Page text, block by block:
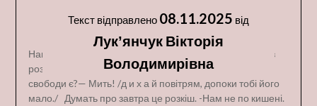
Текст відправлено 08.11.2025 від
Лукʼянчук Вікторія
Володимирівна
Наша реальність кусає за щоки, гримить. Безліч життів
розтрощила війна. Все забрала. Що тепер в нас для
свободи є?— Мить! /д и х а й повітрям, допоки тобі його
мало./ Думать про завтра це розкіш. -Нам не по кишені.